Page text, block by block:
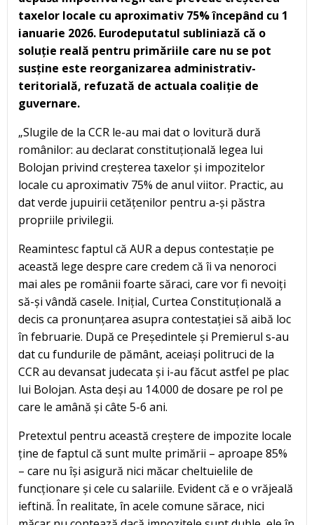
taxelor locale cu aproximativ 75% începând cu 1
ianuarie 2026. Eurodeputatul subliniază că o
soluție reală pentru primăriile care nu se pot
susține este reorganizarea administrativ-
teritorială, refuzată de actuala coaliție de
guvernare.
„Slugile de la CCR le-au mai dat o lovitură dură
românilor: au declarat constituțională legea lui
Bolojan privind creșterea taxelor și impozitelor
locale cu aproximativ 75% de anul viitor. Practic, au
dat verde jupuirii cetățenilor pentru a-și păstra
propriile privilegii.
Reamintesc faptul că AUR a depus contestație pe
această lege despre care credem că îi va nenoroci
mai ales pe românii foarte săraci, care vor fi nevoiți
să-și vândă casele. Inițial, Curtea Constituțională a
decis ca pronunțarea asupra contestației să aibă loc
în februarie. După ce Președintele și Premierul s-au
dat cu fundurile de pământ, aceiași politruci de la
CCR au devansat judecata și i-au făcut astfel pe plac
lui Bolojan. Asta deși au 14.000 de dosare pe rol pe
care le amână și câte 5-6 ani.
Pretextul pentru această creștere de impozite locale
ține de faptul că sunt multe primării – aproape 85%
– care nu își asigură nici măcar cheltuielile de
funcționare și cele cu salariile. Evident că e o vrăjeală
ieftină. În realitate, în acele comune sărace, nici